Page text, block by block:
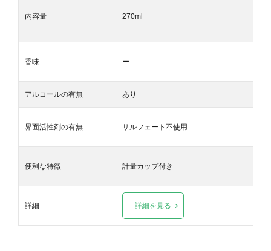
内容量 270ml
香味 ー
アルコールの有無 あり
界面活性剤の有無 サルフェート不使用
便利な特徴 計量カップ付き
詳細 詳細を見る